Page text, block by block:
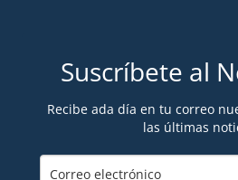
Suscríbete al
Recibe ada día en tu correo
las últimas